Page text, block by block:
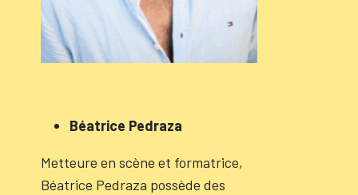
Béatrice Pedraza
Metteure en scène et formatrice,
Béatrice Pedraza possède des